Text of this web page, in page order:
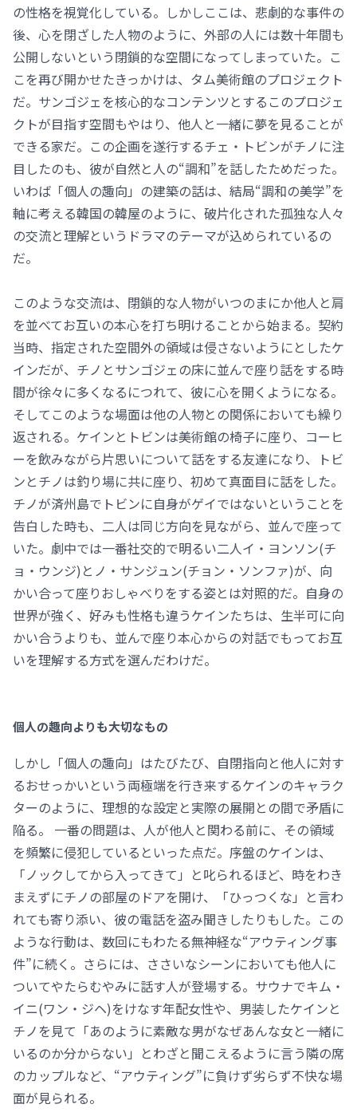
の性格を視覚化している。しかしここは、悲劇的な事件の
後、心を閉ざした人物のように、外部の人には数十年間も
公開しないという閉鎖的な空間になってしまっていた。こ
こを再び開かせたきっかけは、タム美術館のプロジェクト
だ。サンゴジェを核心的なコンテンツとするこのプロジェ
クトが目指す空間もやはり、他人と一緒に夢を見ることが
できる家だ。この企画を遂行するチェ・トビンがチノに注
目したのも、彼が自然と人の“調和”を話したためだった。
いわば「個人の趣向」の建築の話は、結局“調和の美学”を
軸に考える韓国の韓屋のように、破片化された孤独な人々
の交流と理解というドラマのテーマが込められているの
だ。
このような交流は、閉鎖的な人物がいつのまにか他人と肩
を並べてお互いの本心を打ち明けることから始まる。契約
当時、指定された空間外の領域は侵さないようにとしたケ
インだが、チノとサンゴジェの床に並んで座り話をする時
間が徐々に多くなるにつれて、彼に心を開くようになる。
そしてこのような場面は他の人物との関係においても繰り
返される。ケインとトビンは美術館の椅子に座り、コーヒ
ーを飲みながら片思いについて話をする友達になり、トビ
ンとチノは釣り場に共に座り、初めて真面目に話をした。
チノが済州島でトビンに自身がゲイではないということを
告白した時も、二人は同じ方向を見ながら、並んで座って
いた。劇中では一番社交的で明るい二人イ・ヨンソン(チ
ョ・ウンジ)とノ・サンジュン(チョン・ソンファ)が、向
かい合って座りおしゃべりをする姿とは対照的だ。自身の
世界が強く、好みも性格も違うケインたちは、生半可に向
かい合うよりも、並んで座り本心からの対話でもってお互
いを理解する方式を選んだわけだ。
個人の趣向よりも大切なもの
しかし「個人の趣向」はたびたび、自閉指向と他人に対す
るおせっかいという両極端を行き来するケインのキャラク
ターのように、理想的な設定と実際の展開との間で矛盾に
陥る。 一番の問題は、人が他人と関わる前に、その領域
を頻繁に侵犯しているといった点だ。序盤のケインは、
「ノックしてから入ってきて」と叱られるほど、時をわき
まえずにチノの部屋のドアを開け、「ひっつくな」と言わ
れても寄り添い、彼の電話を盗み聞きしたりもした。この
ような行動は、数回にもわたる無神経な“アウティング事
件”に続く。さらには、ささいなシーンにおいても他人に
ついてやたらむやみに話す人が登場する。サウナでキム・
イニ(ワン・ジヘ)をけなす年配女性や、男装したケインと
チノを見て「あのように素敵な男がなぜあんな女と一緒に
いるのか分からない」とわざと聞こえるように言う隣の席
のカップルなど、“アウティング”に負けず劣らず不快な場
面が見られる。